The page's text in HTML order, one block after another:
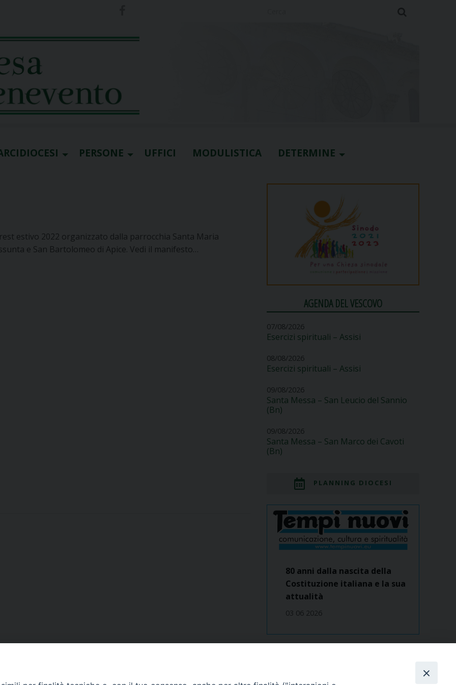
PERSONE UFFICI MODULISTICA DETERMINE
estivo 2022 organizzato dalla parrocchia Santa Maria
e San Bartolomeo di Apice. Vedi il manifesto…
AGENDA DEL VESCOVO
07/08/2026
Esercizi spirituali – Assisi
08/08/2026
Esercizi spirituali – Assisi
09/08/2026
Santa Messa – San Leucio del Sannio
(Bn)
09/08/2026
Santa Messa – San Marco dei Cavoti
(Bn)
PLANNING DIOCESI
80 anni dalla nascita della
Costituzione italiana e la sua
attualità
03 06 2026